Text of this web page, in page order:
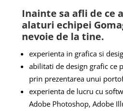
Inainte sa afli de ce
alaturi echipei
nevoie de la tine.
experienta in grafica si
abilitati de design grafic ce
prin prezentarea unui
experienta de lucru cu
Adobe Photoshop, Adobe